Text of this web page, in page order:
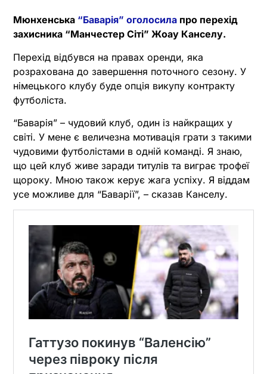
Мюнхенська “Баварія” оголосила про перехід
захисника “Манчестер Сіті” Жоау Канселу.
Перехід відбувся на правах оренди, яка
розрахована до завершення поточного сезону. У
німецького клубу буде опція викупу контракту
футболіста.
“Баварія” – чудовий клуб, один із найкращих у
світі. У мене є величезна мотивація грати з такими
чудовими футболістами в одній команді. Я знаю,
що цей клуб живе заради титулів та виграє трофеї
щороку. Мною також керує жага успіху. Я віддам
усе можливе для “Баварії”, – сказав Канселу.